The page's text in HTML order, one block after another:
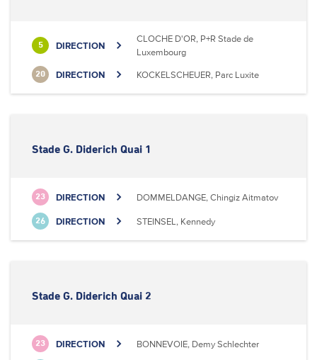
5 DIRECTION
CLOCHE D'OR, P+R Stade de
Luxembourg
20 DIRECTION KOCKELSCHEUER, Parc Luxite
Stade G. Diderich Quai 1
23 DIRECTION DOMMELDANGE, Chingiz Aitmatov
26 DIRECTION STEINSEL, Kennedy
Stade G. Diderich Quai 2
23 DIRECTION BONNEVOIE, Demy Schlechter